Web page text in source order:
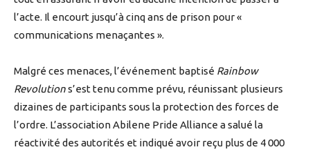
l’acte. Il encourt jusqu’à cinq ans de prison pour «
communications menaçantes ».
Malgré ces menaces, l’événement baptisé Rainbow
Revolutions’est tenu comme prévu, réunissant plusieurs
dizaines de participants sous la protection des forces de
l’ordre. L’association Abilene Pride Alliance a salué la
réactivité des autorités et indiqué avoir reçu plus de 4 000